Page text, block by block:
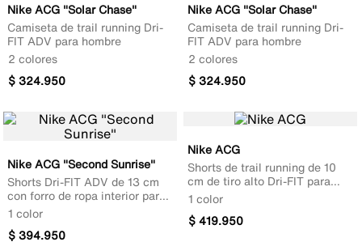
Nike ACG "Solar Chase"
Camiseta de trail running Dri-
FIT ADV para hombre
2 colores
$324.950
Nike ACG "Solar Chase"
Camiseta de trail running Dri-
FIT ADV para hombre
2 colores
$324.950
Nike ACG "Second Sunrise"
Shorts Dri-FIT ADV de 13 cm
con forro de ropa interior para
hombre
1 color
$394.950
Nike ACG
Shorts de trail running de 10
cm de tiro alto Dri-FIT para
mujer
1 color
$419.950